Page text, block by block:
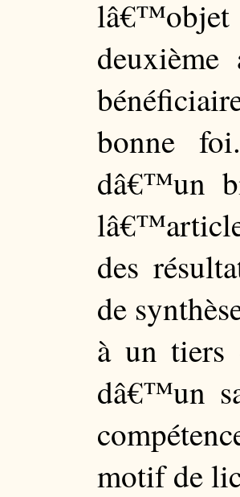
lâ€™objet
bonne
dâ€™un
des
de
à un tiers
dâ€™un
motif de